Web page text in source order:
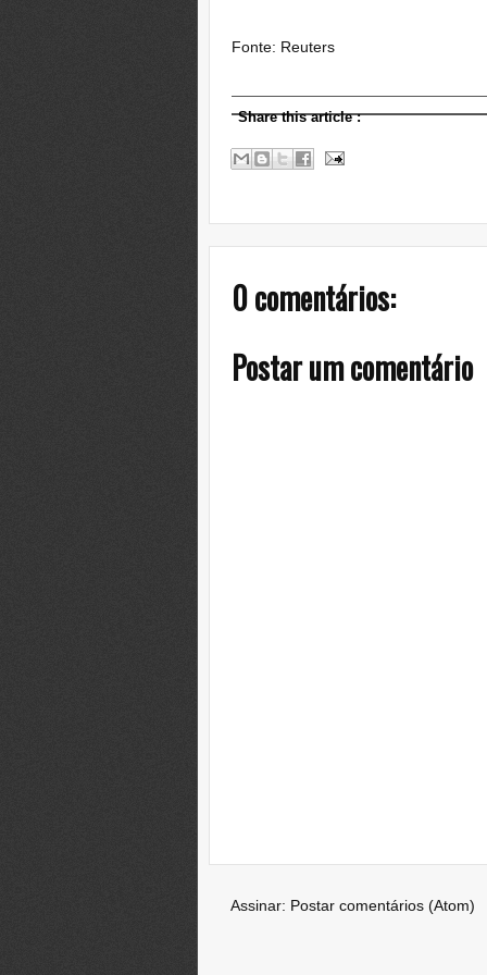
Fonte: Reuters
Share this article:
0 comentários:
Postar um comentário
Assinar: Postar comentários (Atom)